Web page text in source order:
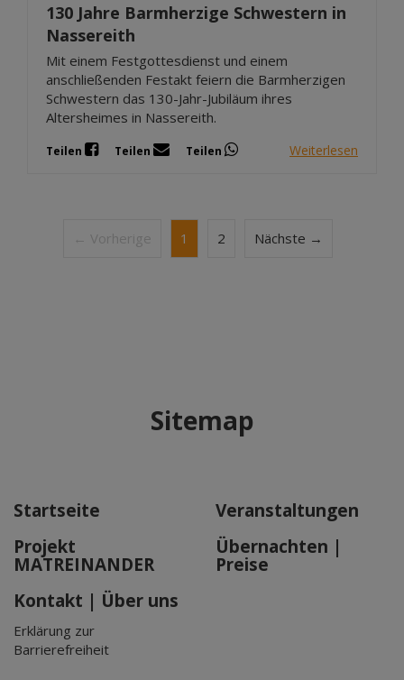
130 Jahre Barmherzige Schwestern in
Nassereith
Mit einem Festgottesdienst und einem
anschließenden Festakt feiern die Barmherzigen
Schwestern das 130-Jahr-Jubiläum ihres
Altersheimes in Nassereith.
Teilen Teilen Teilen Weiterlesen
← Vorherige 1 2 Nächste →
Sitemap
Startseite
Veranstaltungen
Projekt
MATREINANDER
Übernachten |
Preise
Kontakt | Über uns
Erklärung zur
Barrierefreiheit